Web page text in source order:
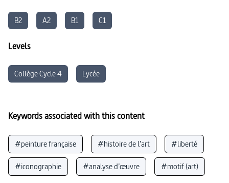
B2 A2 B1 C1
Levels
Collège Cycle 4 Lycée
Keywords associated with this content
#peinture française #histoire de l’art #liberté
#iconographie #analyse d’œuvre #motif (art)